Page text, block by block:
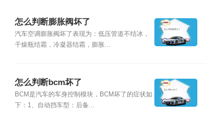
怎么判断膨胀阀坏了
汽车空调膨胀阀坏了表现为：低压管道不结冰，
干燥瓶结霜，冷凝器结霜，膨胀...
怎么判断bcm坏了
BCM是汽车的车身控制模块，BCM坏了的症状如
下：1、自动挡车型：后备...